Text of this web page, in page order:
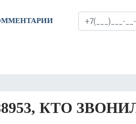
КТО